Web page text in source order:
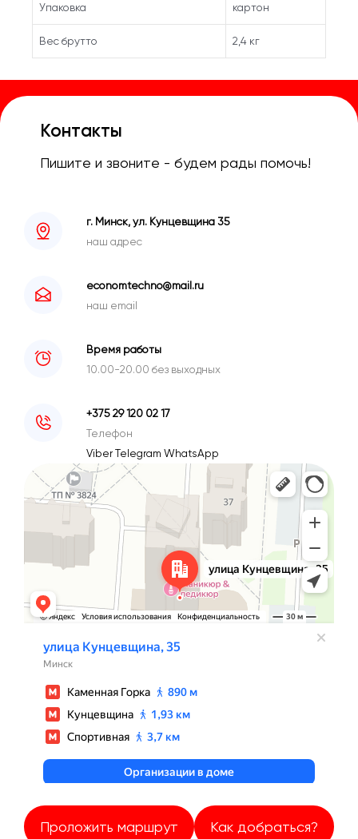
Упаковка картон
Вес брутто 2,4 кг
Контакты
Пишите и звоните - будем рады помочь!
г. Минск, ул. Кунцевщина 35
наш адрес
economtechno@mail.ru
наш email
Время работы
10.00-20.00 без выходных
+375 29 120 02 17
Телефон
ViberTelegram WhatsApp
Минск
Улица Кунцевщина, 35 — Яндекс Карты
Проложить маршрут Как добраться?